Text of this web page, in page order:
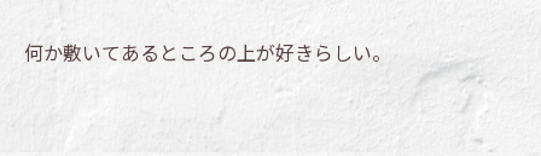
何か敷いてあるところの上が好きらしい。